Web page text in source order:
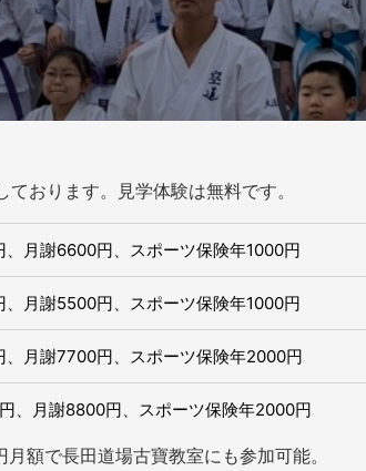
おります。見学体験は無料です。
、月謝6600円、スポーツ保険年1000円
、月謝5500円、スポーツ保険年1000円
、月謝7700円、スポーツ保険年2000円
円、月謝8800円、スポーツ保険年2000円
月額で長田道場古寶教室にも参加可能。